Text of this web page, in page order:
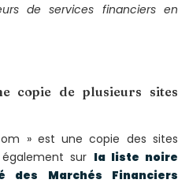
de services financiers en
copie de plusieurs sites
» est une copie des sites
sur la liste noire
des Marchés Financiers